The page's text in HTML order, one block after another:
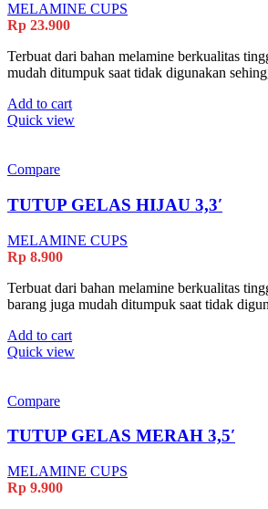
MELAMINE CUPS
Rp 23.900
Terbuat dari bahan melamine berkualitas
mudah ditumpuk saat tidak digunakan
Add to cart
Quick view
Compare
TUTUP GELAS HIJAU 3,3′
MELAMINE CUPS
Rp 8.900
Terbuat dari bahan melamine berkualitas
barang juga mudah ditumpuk saat tidak
Add to cart
Quick view
Compare
TUTUP GELAS MERAH 3,5′
MELAMINE CUPS
Rp 9.900